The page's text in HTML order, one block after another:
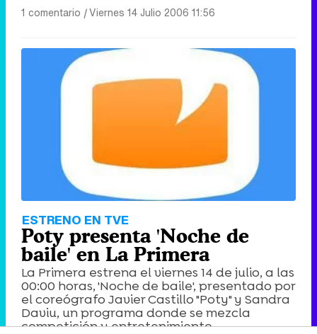
1 comentario |Viernes 14 Julio 2006 11:56
ESTRENO EN TVE
Poty presenta 'Noche de
baile' en La Primera
La Primera estrena el viernes 14 de julio, a las
00:00 horas, 'Noche de baile', presentado por
el coreógrafo Javier Castillo "Poty" y Sandra
Daviu, un programa donde se mezcla
competición y entretenimiento.